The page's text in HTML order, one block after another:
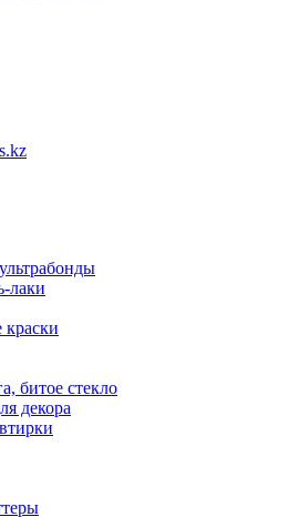
лаки
краски
битое стекло
декора